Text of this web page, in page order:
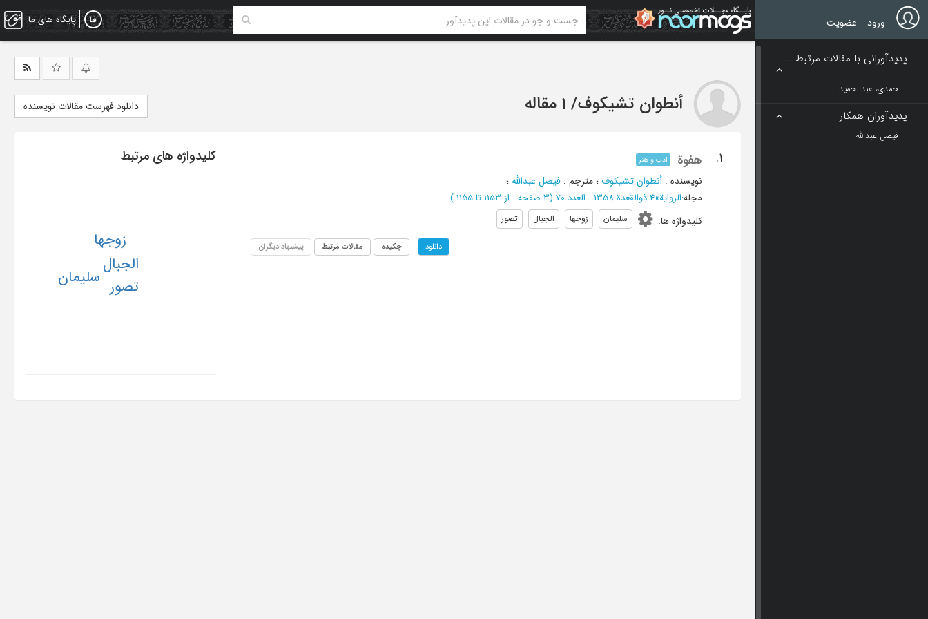
Skip
to
main
پایگاه های ما ورود عضویت
پدیدآورانی با مقالات مرتبط ...
حمدی، عبدالحمید
پدیدآوران همکار
فیصل عبدالله
أنطوان تشیکوف/ 1 مقاله دانلود فهرست مقالات نویسنده
1. هفوة ادب و هنر
نویسنده : أنطوان تشیکوف؛مترجم : فیصل عبدالله ؛
مجله:الروایة»4 ذوالقعدة 1358 - العدد 70 (‎3 صفحه - از 1153 تا 1155 )
کلیدواژه ها: سلیمان زوجها الجبال تصور
دانلود چکیده مقالات مرتبط پیشنهاد دیگران
کلیدواژه های مرتبط
الجبال
تصور
زوجها
سلیمان